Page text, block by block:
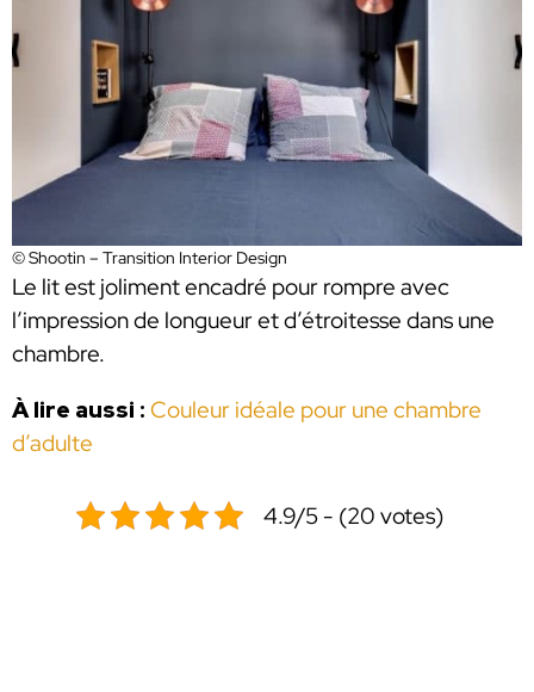
© Shootin – Transition Interior Design
Le lit est joliment encadré pour rompre avec
l’impression de longueur et d’étroitesse dans une
chambre.
À lire aussi : Couleur idéale pour une chambre
d’adulte
4.9/5 - (20 votes)